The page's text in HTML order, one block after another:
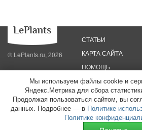
© LePlants.ru, 2026
СТАТЬИ
КАРТА САЙТА
ПОМОЩЬ
Политика конфиденциальности
Политика
Пользовательское соглашение
Редакционные
ООО «Трафик»
ИНН 7813175200 ОГРН
Мы используем файлы cookie и
Яндекс.Метрика для сбора
Продолжая пользоваться сайтом, вы
данных. Подробнее — в Политике
Политике